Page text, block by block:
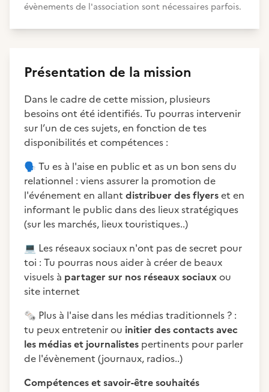
évènements de l'association sont nécessaires parfois.
Présentation de la mission
Dans le cadre de cette mission, plusieurs
besoins ont été identifiés. Tu pourras intervenir
sur l’un de ces sujets, en fonction de tes
disponibilités et compétences :
🗣️ Tu es à l'aise en public et as un bon sens du
relationnel : viens assurer la promotion de
l'événement en allant distribuer des flyerset en
informant le public dans des lieux stratégiques
(sur les marchés, lieux touristiques..)
💻 Les réseaux sociaux n'ont pas de secret pour
toi : Tu pourras nous aider à créer de beaux
visuels à partager sur nos réseaux sociauxou
site internet
🗞️ Plus à l'aise dans les médias traditionnels ? :
tu peux entretenir ou initier des contacts avec
les médias et journalistes pertinents pour parler
de l'évènement (journaux, radios..)
Compétences et savoir-être souhaités